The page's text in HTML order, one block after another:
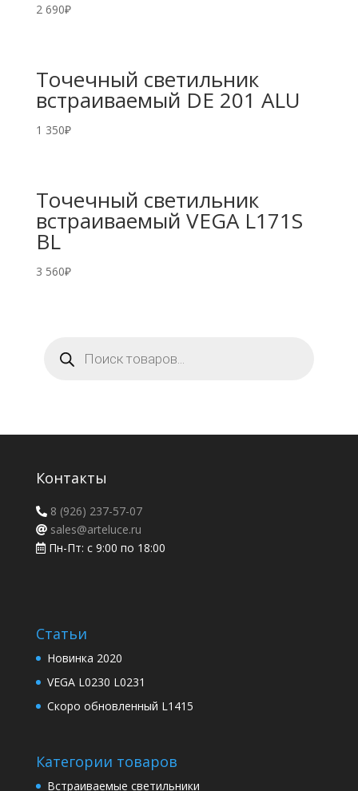
2 690₽
Точечный светильник
встраиваемый DE 201 ALU
1 350₽
Точечный светильник
встраиваемый VEGA L171S
BL
3 560₽
товаров
Контакты
8 (926) 237-57-07
sales@arteluce.ru
Пн-Пт: с 9:00 по 18:00
Статьи
Новинка 2020
VEGA L0230 L0231
Скоро обновленный L1415
Категории товаров
Встраиваемые светильники